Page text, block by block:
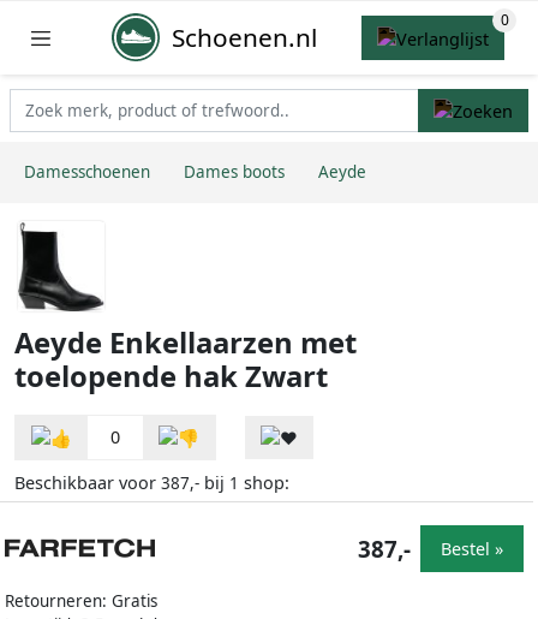
Schoenen.nl
Damesschoenen Dames boots Aeyde
Aeyde Enkellaarzen met
toelopende hak Zwart
0
Beschikbaar voor 387,- bij 1 shop:
Retourneren: Gratis
387,- Bestel »